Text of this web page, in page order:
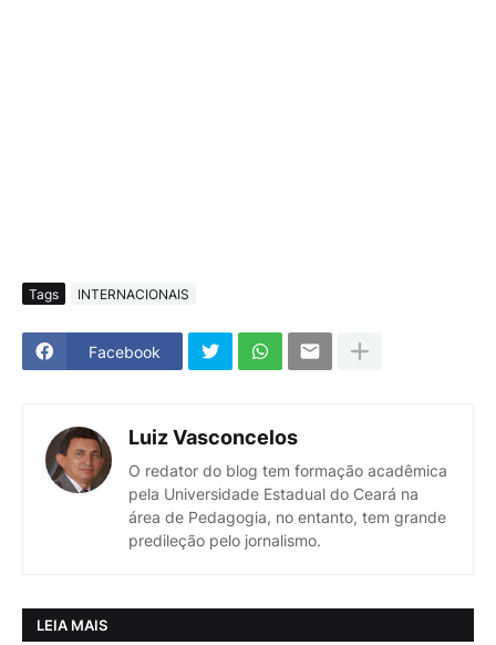
Tags INTERNACIONAIS
Facebook
Luiz Vasconcelos
O redator do blog tem formação acadêmica
pela Universidade Estadual do Ceará na
área de Pedagogia, no entanto, tem grande
predileção pelo jornalismo.
LEIA MAIS